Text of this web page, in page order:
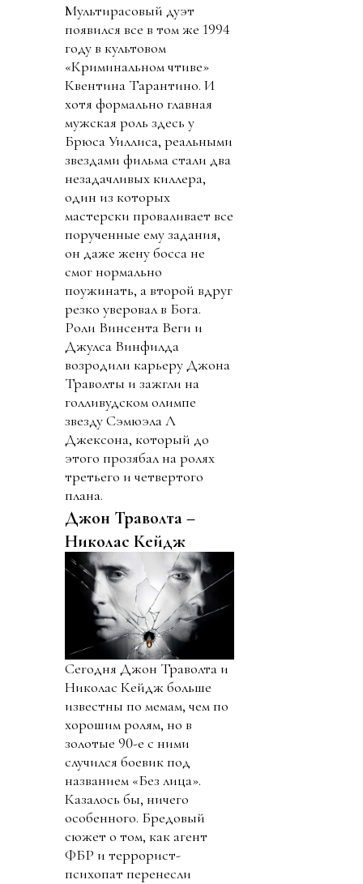
Мультирасовый дуэт
появился все в том же 1994
году в культовом
«Криминальном чтиве»
Квентина Тарантино. И
хотя формально главная
мужская роль здесь у
Брюса Уиллиса, реальными
звездами фильма стали два
незадачливых киллера,
один из которых
мастерски проваливает все
порученные ему задания,
он даже жену босса не
смог нормально
поужинать, а второй вдруг
резко уверовал в Бога.
Роли Винсента Веги и
Джулса Винфилда
возродили карьеру Джона
Траволты и зажгли на
голливудском олимпе
звезду Сэмюэла Л
Джексона, который до
этого прозябал на ролях
третьего и четвертого
плана.
Джон Траволта –
Николас Кейдж
Сегодня Джон Траволта и
Николас Кейдж больше
известны по мемам, чем по
хорошим ролям, но в
золотые 90-е с ними
случился боевик под
названием «Без лица».
Казалось бы, ничего
особенного. Бредовый
сюжет о том, как агент
ФБР и террорист-
психопат перенесли